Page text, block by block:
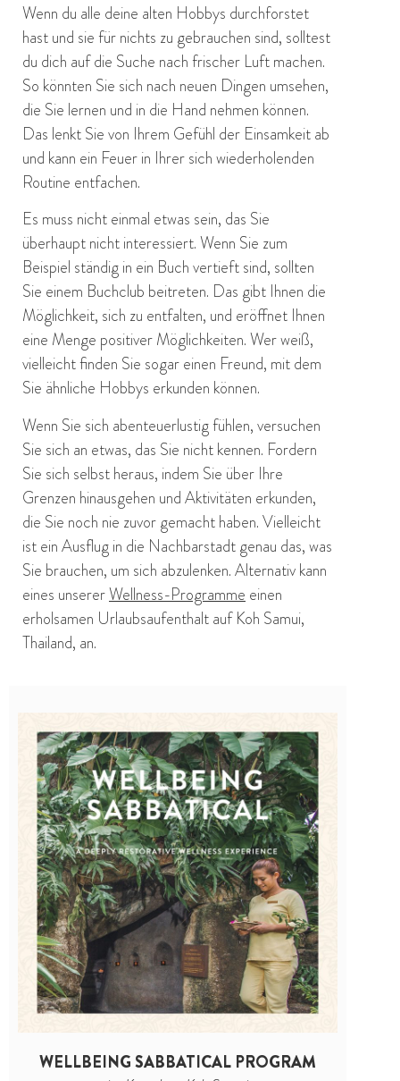
Wenn du alle deine alten Hobbys durchforstet
hast und sie für nichts zu gebrauchen sind, solltest
du dich auf die Suche nach frischer Luft machen.
So könnten Sie sich nach neuen Dingen umsehen,
die Sie lernen und in die Hand nehmen können.
Das lenkt Sie von Ihrem Gefühl der Einsamkeit ab
und kann ein Feuer in Ihrer sich wiederholenden
Routine entfachen.
Es muss nicht einmal etwas sein, das Sie
überhaupt nicht interessiert. Wenn Sie zum
Beispiel ständig in ein Buch vertieft sind, sollten
Sie einem Buchclub beitreten. Das gibt Ihnen die
Möglichkeit, sich zu entfalten, und eröffnet Ihnen
eine Menge positiver Möglichkeiten. Wer weiß,
vielleicht finden Sie sogar einen Freund, mit dem
Sie ähnliche Hobbys erkunden können.
Wenn Sie sich abenteuerlustig fühlen, versuchen
Sie sich an etwas, das Sie nicht kennen. Fordern
Sie sich selbst heraus, indem Sie über Ihre
Grenzen hinausgehen und Aktivitäten erkunden,
die Sie noch nie zuvor gemacht haben. Vielleicht
ist ein Ausflug in die Nachbarstadt genau das, was
Sie brauchen, um sich abzulenken. Alternativ kann
eines unsererWellness-Programme einen
erholsamen Urlaubsaufenthalt auf Koh Samui,
Thailand, an.
WELLBEING SABBATICAL PROGRAM